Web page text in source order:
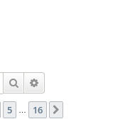
Suche
5 16